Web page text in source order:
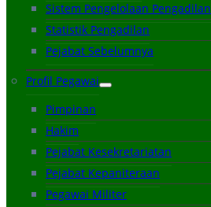
Sistem Pengelolaan Pengadilan
Statistik Pengadilan
Pejabat Sebelumnya
Profil Pegawai
Pimpinan
Hakim
Pejabat Kesekretariatan
Pejabat Kepaniteraan
Pegawai Militer